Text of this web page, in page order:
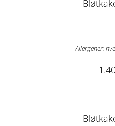
Allergener: